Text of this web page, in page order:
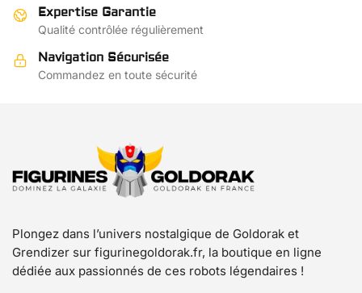
choisies
sur
page
Expertise Garantie
Qualité contrôlée régulièrement
Navigation Sécurisée
Commandez en toute sécurité
Plongez dans l’univers nostalgique de Goldorak et
Grendizer sur figurinegoldorak.fr, la boutique en ligne
dédiée aux passionnés de ces robots légendaires !